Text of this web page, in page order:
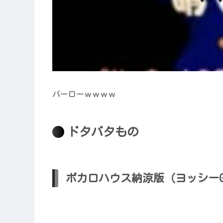
バーローｗｗｗｗ
ドタバタもの
ボカロハウス納涼版（ヨッシー